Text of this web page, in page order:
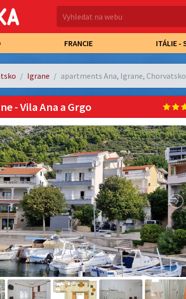
FRANCIE ITÁLIE -
Igrane apartments Ana, Igrane, Chorvatsko
- Vila Ana a Grgo